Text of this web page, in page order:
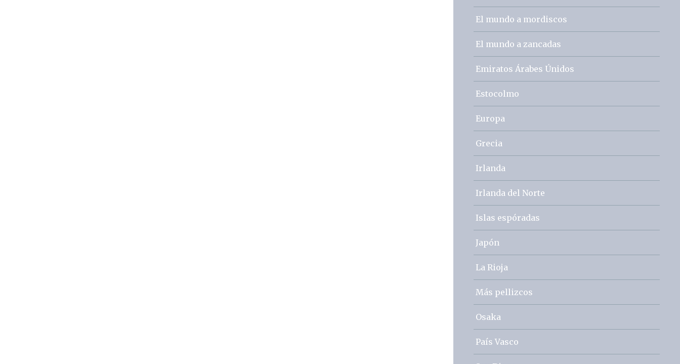
El mundo a mordiscos
El mundo a zancadas
Emiratos Árabes Únidos
Estocolmo
Europa
Grecia
Irlanda
Irlanda del Norte
Islas espóradas
Japón
La Rioja
Más pellizcos
Osaka
País Vasco